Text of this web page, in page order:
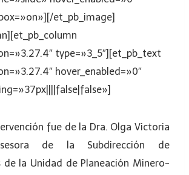
et_pb_image]
type=»3_5″][et_pb_text
hover_enabled=»0″
fue de la Dra. Olga Victoria
de la Subdirección de
de la Unidad de Planeación Minero-